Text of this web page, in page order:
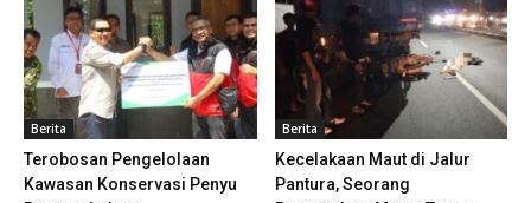
Berita
Terobosan Pengelolaan
Kawasan Konservasi Penyu
Berita
Kecelakaan Maut di Jalur
Pantura, Seorang